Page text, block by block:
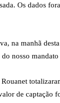
Os dados
na manhã
do nosso
de captação